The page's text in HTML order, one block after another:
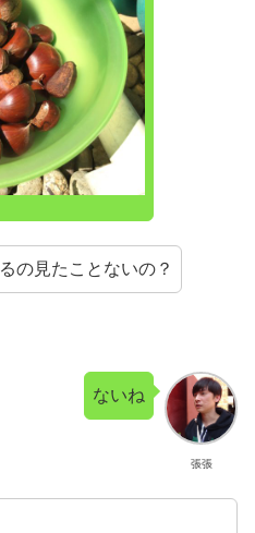
の見たことないの？
張張
ないね